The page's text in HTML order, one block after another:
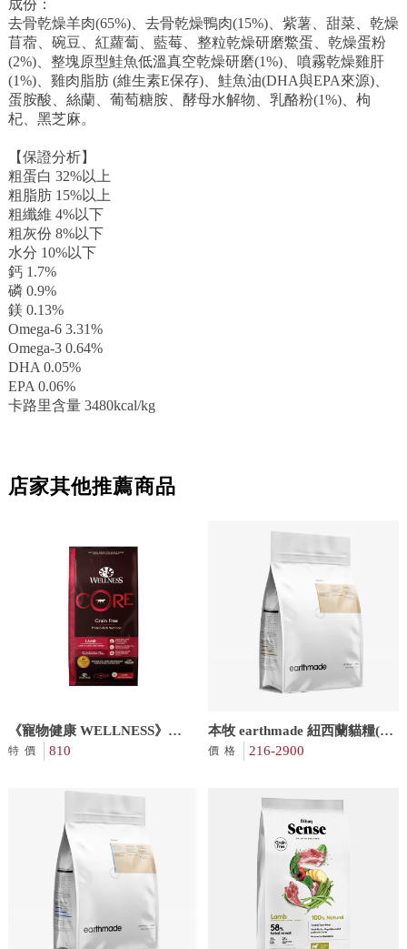
成份：
去骨乾燥羊肉(65%)、去骨乾燥鴨肉(15%)、紫薯、甜菜、乾燥
苜蓿、碗豆、紅蘿蔔、藍莓、整粒乾燥研磨鱉蛋、乾燥蛋粉
(2%)、整塊原型鮭魚低溫真空乾燥研磨(1%)、噴霧乾燥雞肝
(1%)、雞肉脂肪 (維生素E保存)、鮭魚油(DHA與EPA來源)、
蛋胺酸、絲蘭、葡萄糖胺、酵母水解物、乳酪粉(1%)、枸
杞、黑芝麻。
【保證分析】
粗蛋白 32%以上
粗脂肪 15%以上
粗纖維 4%以下
粗灰份 8%以下
水分 10%以下
鈣 1.7%
磷 0.9%
鎂 0.13%
Omega-6 3.31%
Omega-3 0.64%
DHA 0.05%
EPA 0.06%
卡路里含量 3480kcal/kg
店家其他推薦商品
《寵物健康 WELLNESS》無
穀成犬(羊)｜CORE無穀成犬｜
特價 810
本牧 earthmade 紐西蘭貓糧(非
籠飼雞)無穀貓糧
價格 216-2900